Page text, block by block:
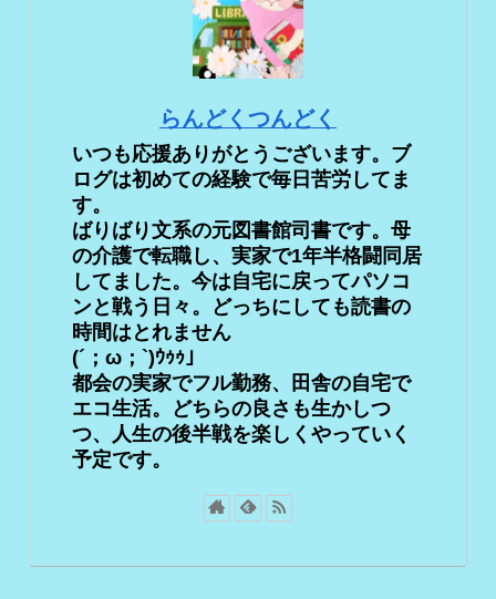
らんどくつんどく
いつも応援ありがとうございます。ブ
ログは初めての経験で毎日苦労してま
す。
ばりばり文系の元図書館司書です。母
の介護で転職し、実家で1年半格闘同居
してました。今は自宅に戻ってパソコ
ンと戦う日々。どっちにしても読書の
時間はとれません
(´；ω；`)ｳｩｩ」
都会の実家でフル勤務、田舎の自宅で
エコ生活。どちらの良さも生かしつ
つ、人生の後半戦を楽しくやっていく
予定です。